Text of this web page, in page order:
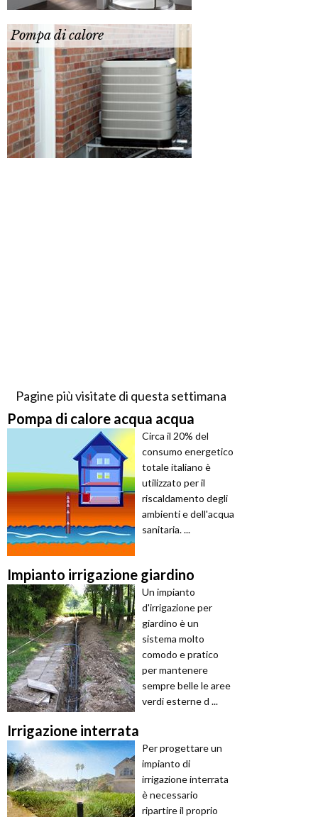
Pompa di calore
Pagine più visitate di questa settimana
Pompa di calore acqua acqua
Circa il 20% del
consumo energetico
totale italiano è
utilizzato per il
riscaldamento degli
ambienti e dell'acqua
sanitaria. ...
Impianto irrigazione giardino
Un impianto
d'irrigazione per
giardino è un
sistema molto
comodo e pratico
per mantenere
sempre belle le aree
verdi esterne d ...
Irrigazione interrata
Per progettare un
impianto di
irrigazione interrata
è necessario
ripartire il proprio